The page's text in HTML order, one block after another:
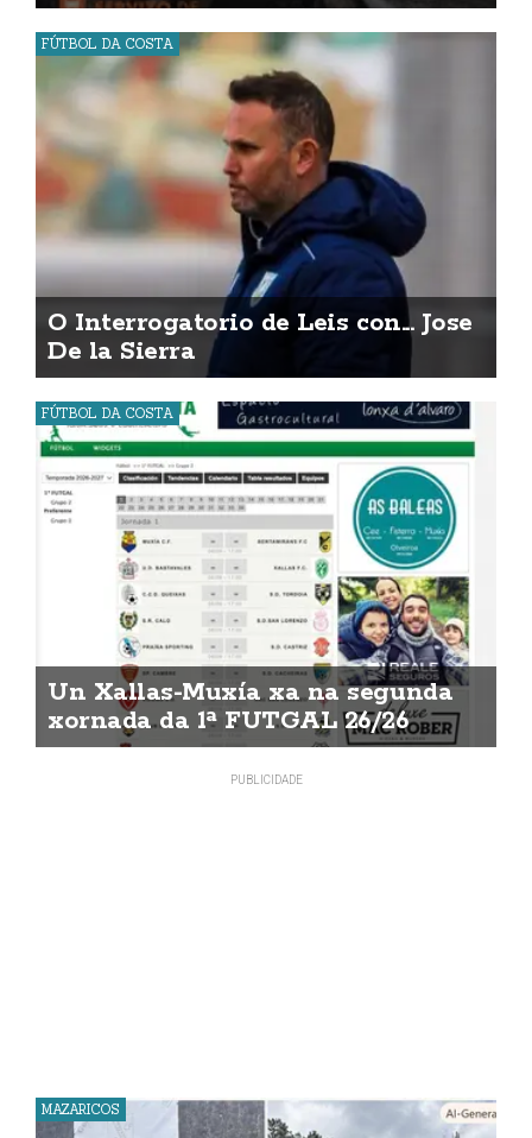
FÚTBOL DA COSTA
O Interrogatorio de Leis con... Jose
De la Sierra
FÚTBOL DA COSTA
Un Xallas-Muxía xa na segunda
xornada da 1ª FUTGAL 26/26
MAZARICOS